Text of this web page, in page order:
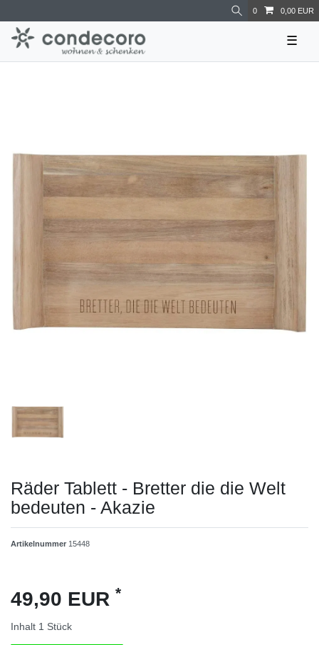
0 0,00 EUR
☰
Räder Tablett - Bretter die die Welt
bedeuten - Akazie
Artikelnummer 15448
49,90 EUR *
Inhalt 1 Stück